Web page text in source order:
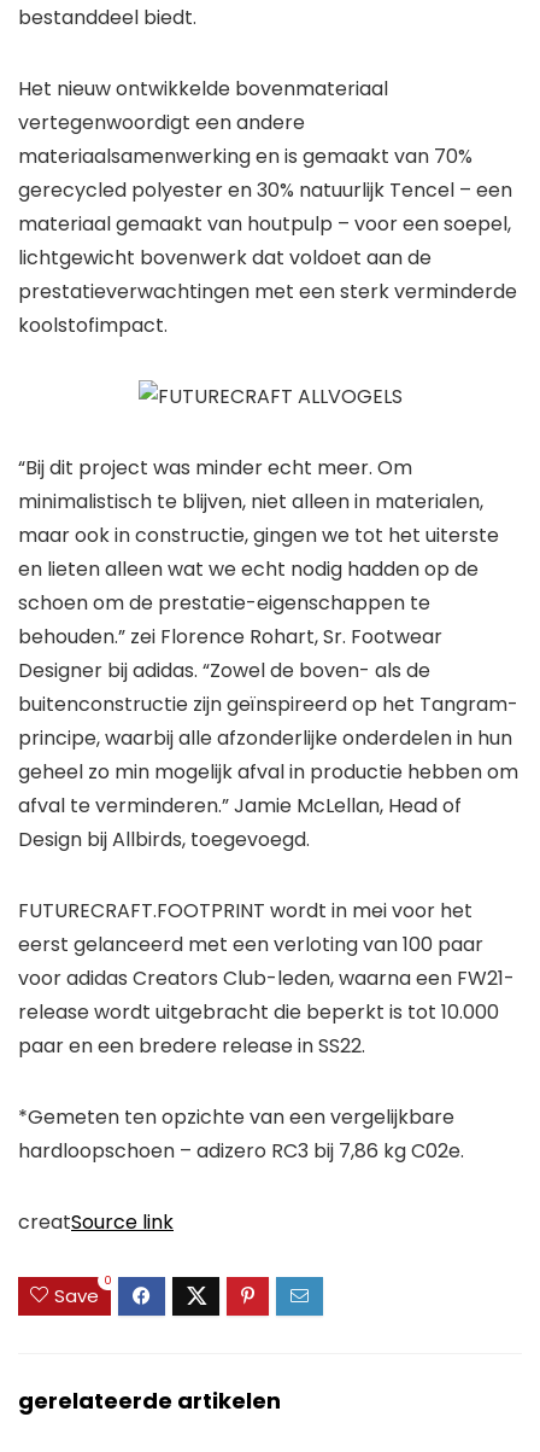
bestanddeel biedt.
Het nieuw ontwikkelde bovenmateriaal
vertegenwoordigt een andere
materiaalsamenwerking en is gemaakt van 70%
gerecycled polyester en 30% natuurlijk Tencel – een
materiaal gemaakt van houtpulp – voor een soepel,
lichtgewicht bovenwerk dat voldoet aan de
prestatieverwachtingen met een sterk verminderde
koolstofimpact.
“Bij dit project was minder echt meer. Om
minimalistisch te blijven, niet alleen in materialen,
maar ook in constructie, gingen we tot het uiterste
en lieten alleen wat we echt nodig hadden op de
schoen om de prestatie-eigenschappen te
behouden.” zei Florence Rohart, Sr. Footwear
Designer bij adidas. “Zowel de boven- als de
buitenconstructie zijn geïnspireerd op het Tangram-
principe, waarbij alle afzonderlijke onderdelen in hun
geheel zo min mogelijk afval in productie hebben om
afval te verminderen.” Jamie McLellan, Head of
Design bij Allbirds, toegevoegd.
FUTURECRAFT.FOOTPRINT wordt in mei voor het
eerst gelanceerd met een verloting van 100 paar
voor adidas Creators Club-leden, waarna een FW21-
release wordt uitgebracht die beperkt is tot 10.000
paar en een bredere release in SS22.
*Gemeten ten opzichte van een vergelijkbare
hardloopschoen – adizero RC3 bij 7,86 kg C02e.
creatSource link
Save
0
gerelateerde artikelen